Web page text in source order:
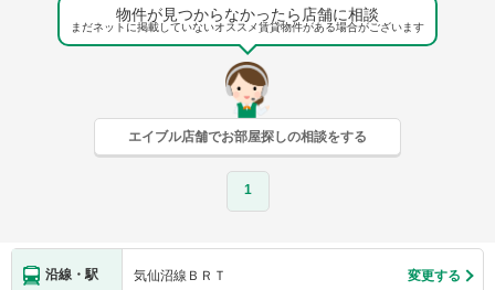
物件が見つからなかったら店舗に相談
まだネットに掲載していないオススメ賃貸物件がある場合がございます
エイブル店舗でお部屋探しの相談をする
1
沿線・駅 気仙沼線ＢＲＴ 変更する